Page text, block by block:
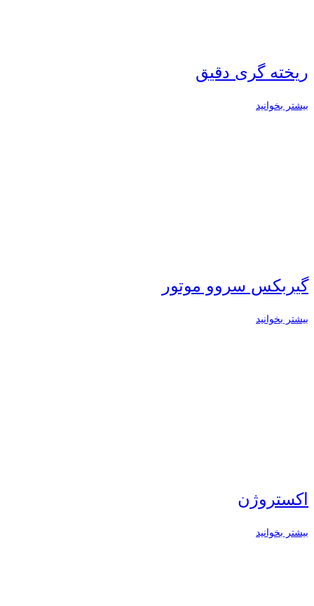
ریخته گری دقیق
بیشتر بخوانید
گیربکس سروو موتور
بیشتر بخوانید
اکستروژن
بیشتر بخوانید